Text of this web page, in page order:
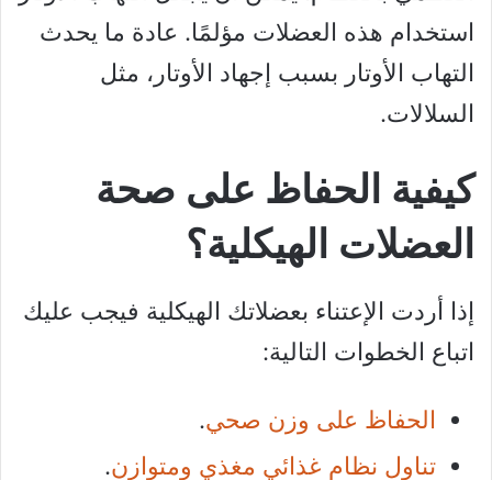
استخدام هذه العضلات مؤلمًا. عادة ما يحدث
التهاب الأوتار بسبب إجهاد الأوتار، مثل
السلالات.
كيفية الحفاظ على صحة
العضلات الهيكلية؟
إذا أردت الإعتناء بعضلاتك الهيكلية فيجب عليك
اتباع الخطوات التالية:
الحفاظ على وزن صحي.
تناول نظام غذائي مغذي ومتوازن.